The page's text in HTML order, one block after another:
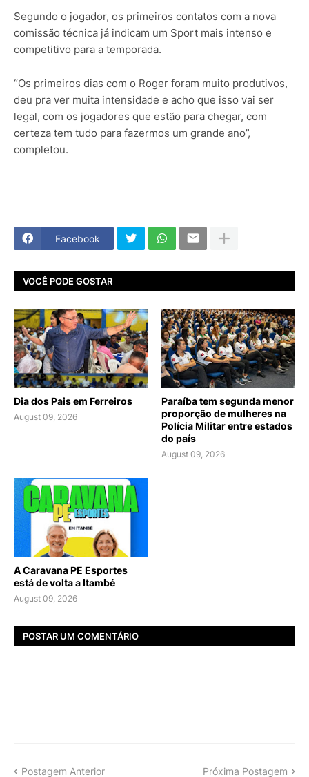
Segundo o jogador, os primeiros contatos com a nova
comissão técnica já indicam um Sport mais intenso e
competitivo para a temporada.
“Os primeiros dias com o Roger foram muito produtivos,
deu pra ver muita intensidade e acho que isso vai ser
legal, com os jogadores que estão para chegar, com
certeza tem tudo para fazermos um grande ano”,
completou.
Facebook
VOCÊ PODE GOSTAR
Dia dos Pais em Ferreiros
August 09, 2026
Paraíba tem segunda menor
proporção de mulheres na
Polícia Militar entre estados
do país
August 09, 2026
A Caravana PE Esportes
está de volta a Itambé
August 09, 2026
POSTAR UM COMENTÁRIO
Postagem Anterior Próxima Postagem